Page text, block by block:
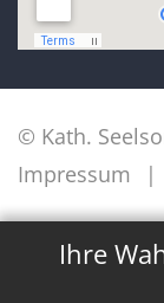
Ihre
© Kath.
Impressum